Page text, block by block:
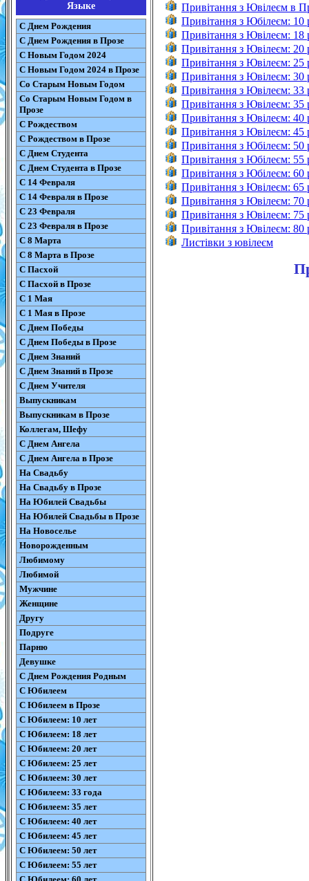
Языке
С Днем Рождения
С Днем Рождения в Прозе
С Новым Годом 2024
С Новым Годом 2024 в Прозе
Со Старым Новым Годом
Со Старым Новым Годом в
Прозе
С Рождеством
С Рождеством в Прозе
С Днем Студента
С Днем Студента в Прозе
С 14 Февраля
С 14 Февраля в Прозе
С 23 Февраля
С 23 Февраля в Прозе
С 8 Марта
С 8 Марта в Прозе
С Пасхой
С Пасхой в Прозе
С 1 Мая
С 1 Мая в Прозе
С Днем Победы
С Днем Победы в Прозе
С Днем Знаний
С Днем Знаний в Прозе
С Днем Учителя
Выпускникам
Выпускникам в Прозе
Коллегам, Шефу
С Днем Ангела
С Днем Ангела в Прозе
На Свадьбу
На Свадьбу в Прозе
На Юбилей Свадьбы
На Юбилей Свадьбы в Прозе
На Новоселье
Новорожденным
Любимому
Любимой
Мужчине
Женщине
Другу
Подруге
Парню
Девушке
С Днем Рождения Родным
С Юбилеем
С Юбилеем в Прозе
С Юбилеем: 10 лет
С Юбилеем: 18 лет
С Юбилеем: 20 лет
С Юбилеем: 25 лет
С Юбилеем: 30 лет
С Юбилеем: 33 года
С Юбилеем: 35 лет
С Юбилеем: 40 лет
С Юбилеем: 45 лет
С Юбилеем: 50 лет
С Юбилеем: 55 лет
Привітання з Ювілеєм в
Привітання з Юбілеєм: 10
Привітання з Ювілеєм: 18
Привітання з Ювілеєм: 20
Привітання з Ювілеєм: 25
Привітання з Ювілеєм: 30
Привітання з Ювілеєм: 33
Привітання з Ювілеєм: 35
Привітання з Ювілеєм: 40
Привітання з Ювілеєм: 45
Привітання з Юбілеєм: 50
Привітання з Юбілеєм: 55
Привітання з Юбілеєм: 60
Привітання з Ювілеєм: 65
Привітання з Ювілеєм: 70
Привітання з Ювілеєм: 75
Привітання з Ювілеєм: 80
Листівки з ювілеєм